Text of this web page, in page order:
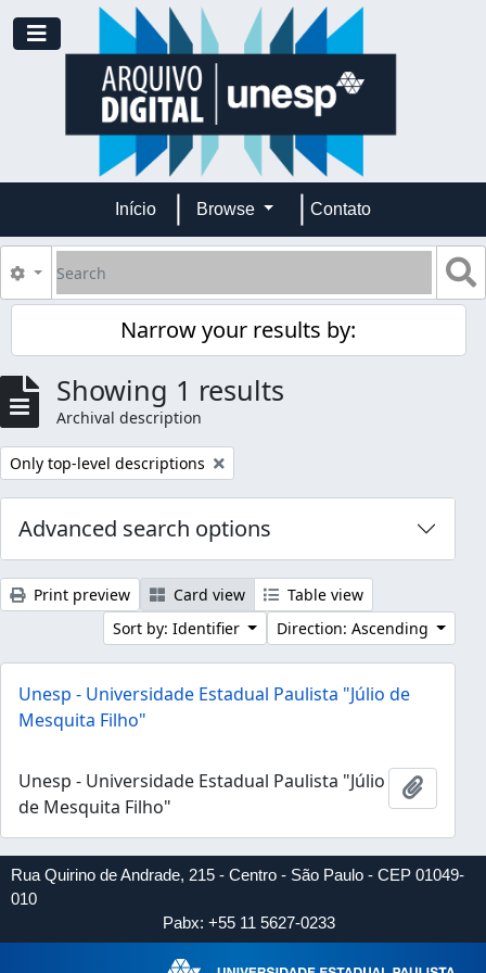
Skip to main content
Toggle navigation
Início Browse Contato
Search
Search options
Narrow your results by:
Showing 1 results
Archival description
Remove filter:
Only top-level descriptions
Advanced search options
Print preview Card view
Table view
Sort by: Identifier
Direction: Ascending
Unesp - Universidade Estadual Paulista "Júlio de
Mesquita Filho"
Unesp - Universidade Estadual Paulista "Júlio
de Mesquita Filho"
Add to
Rua Quirino de Andrade, 215 - Centro - São Paulo - CEP 01049-
010
Pabx: +55 11 5627-0233